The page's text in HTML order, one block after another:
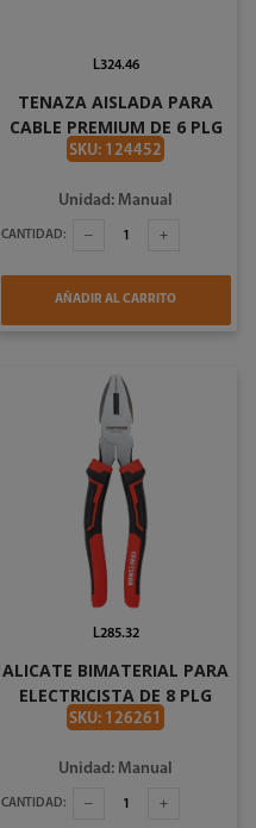
TENAZA AISLADA PARA
CABLE PREMIUM DE 6 PLG
WOKIN 560906
SKU: 124452
L324.46
Unidad: Manual
CANTIDAD:
AÑADIR AL CARRITO
ALICATE BIMATERIAL PARA
ELECTRICISTA DE 8 PLG
CRAFTSMAN CMHT81648
SKU: 126261
L285.32
Unidad: Manual
CANTIDAD: